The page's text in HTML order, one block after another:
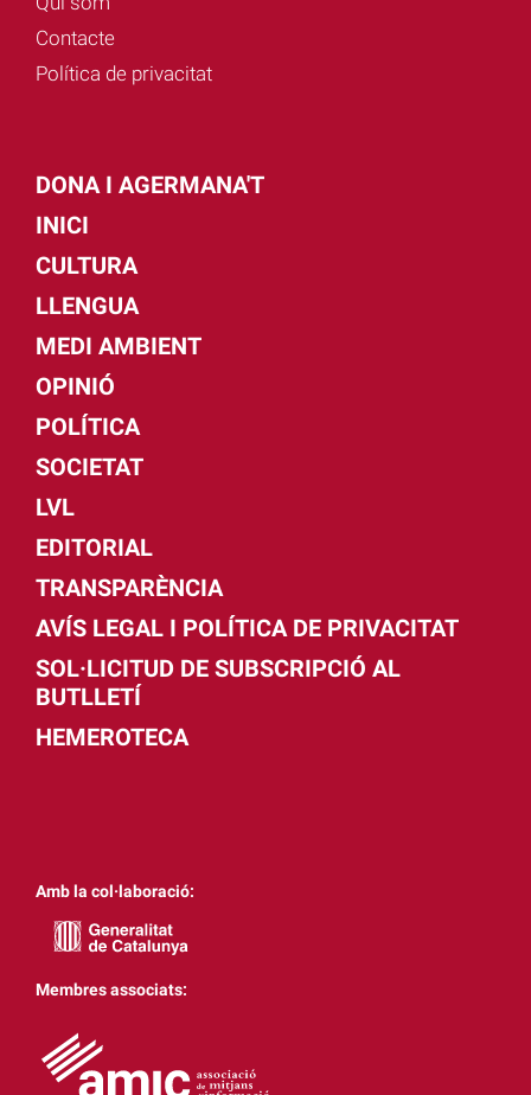
Contacte
Política de privacitat
DONA I AGERMANA'T
INICI
CULTURA
LLENGUA
MEDI AMBIENT
OPINIÓ
POLÍTICA
SOCIETAT
LVL
EDITORIAL
TRANSPARÈNCIA
AVÍS LEGAL I POLÍTICA DE PRIVACITAT
SOL·LICITUD DE SUBSCRIPCIÓ AL
BUTLLETÍ
HEMEROTECA
Amb la col·laboració:
Membres associats: